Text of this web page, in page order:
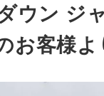
ウン ジ
お客様よ